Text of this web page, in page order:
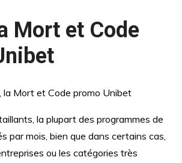
Mort et Code
la plupart des programmes de
par mois, bien que dans certains cas,
ou les catégories très